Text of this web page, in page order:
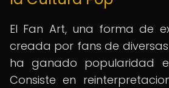
El Fan Art, una forma de
creada por fans de
ha ganado popularidad
Consiste en